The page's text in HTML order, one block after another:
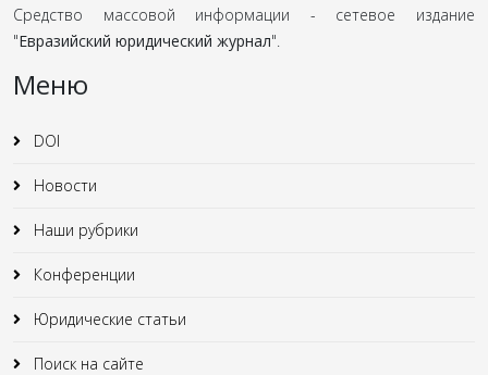
Средство массовой информации - сетевое издание
"Евразийский юридический журнал".
Меню
DOI
Новости
Наши рубрики
Конференции
Юридические статьи
Поиск на сайте